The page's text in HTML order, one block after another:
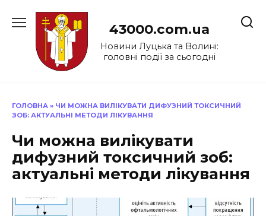
до
43000.com.ua
Новини Луцька та Волині:
головні події за сьогодні
ГОЛОВНА » ЧИ МОЖНА ВИЛІКУВАТИ ДИФУЗНИЙ ТОКСИЧНИЙ
ЗОБ: АКТУАЛЬНІ МЕТОДИ ЛІКУВАННЯ
Чи можна вилікувати
дифузний токсичний зоб:
актуальні методи лікування